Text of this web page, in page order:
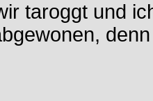
taroggt und